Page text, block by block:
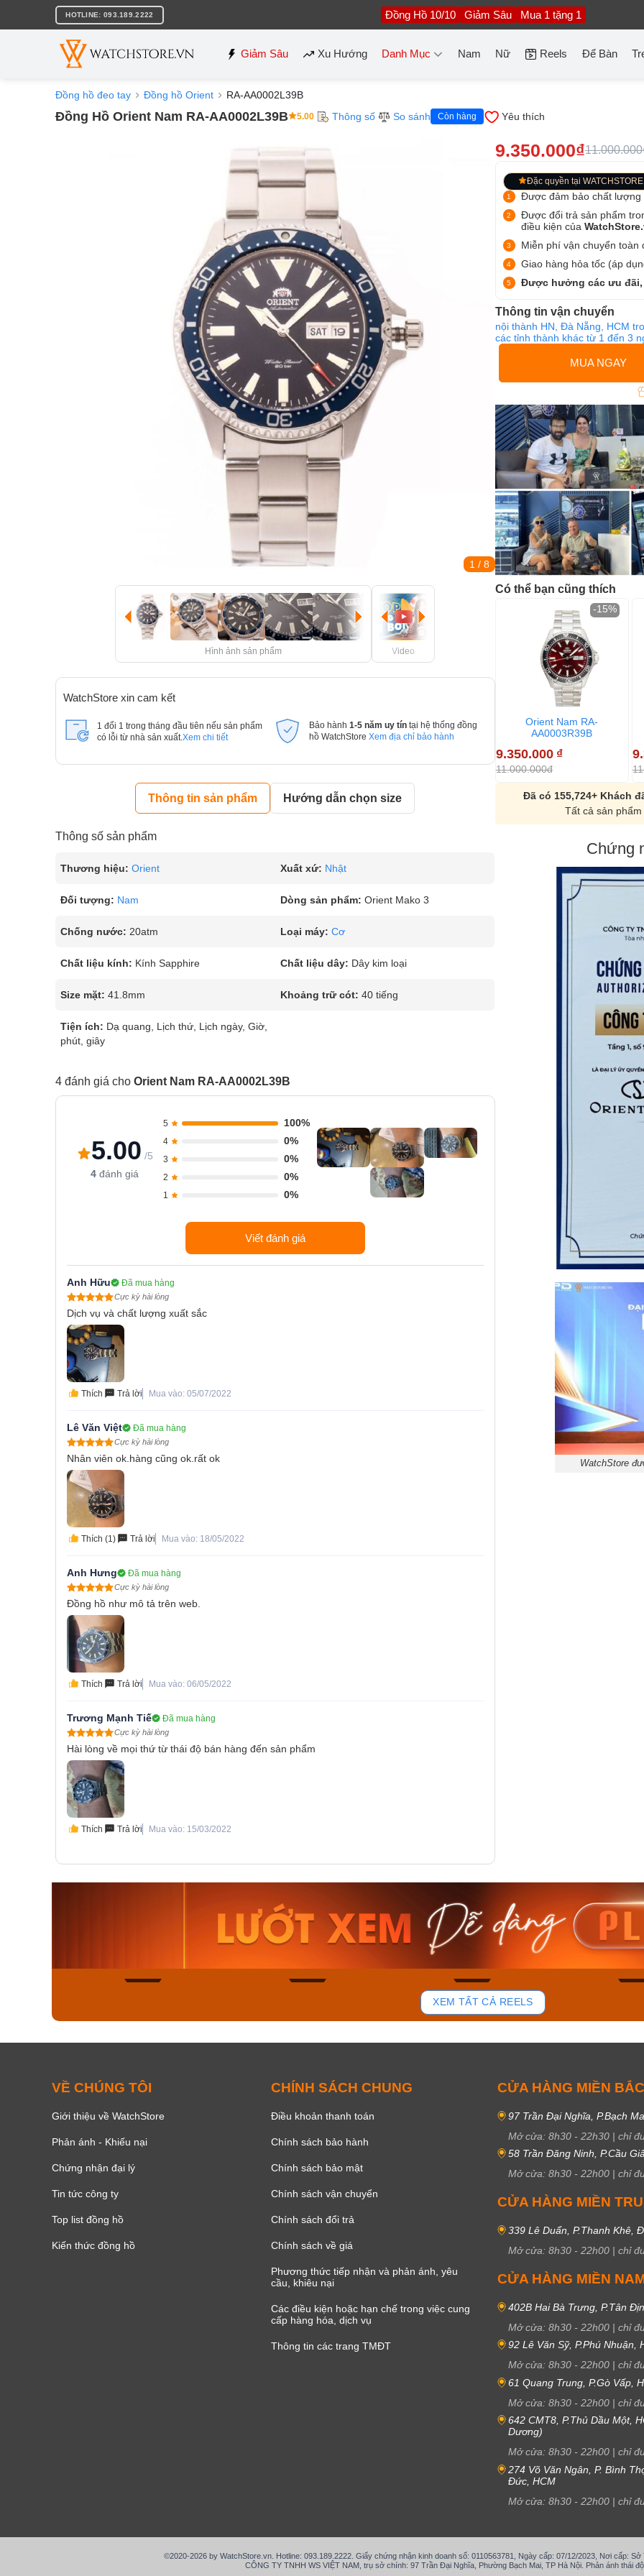
nội
HOTLINE: 093.189.2222 Đồng Hồ 10/10 Giảm Sâu Mua 1 tặng 1
Giảm Sâu Xu Hướng Danh Mục Nam Nữ Reels Để Bàn
Đồng hồ đeo tay Đồng hồ Orient RA-AA0002L39B
Đồng Hồ Orient Nam RA-AA0002L39B 5.00 Thông số So sánh Còn hàng Yêu thích
1 / 8
Hình ảnh sản phẩm Video
WatchStore xin cam kết
1 đổi 1 trong tháng đầu tiên nếu sản phẩm
có lỗi từ nhà sản xuất. Xem chi tiết
Bảo hành 1-5 năm uy tín tại hệ thống đồng
hồ WatchStore Xem địa chỉ bảo hành
Thông tin sản phẩm Hướng dẫn chọn size
Thông số sản phẩm
Thương hiệu: Orient Xuất xứ: Nhật
Đối tượng: Nam Dòng sản phẩm: Orient Mako 3
Chống nước: 20atm Loại máy: Cơ
Chất liệu kính: Kính Sapphire Chất liệu dây: Dây kim loại
Size mặt: 41.8mm Khoảng trữ cót: 40 tiếng
Tiện ích: Dạ quang, Lịch thứ, Lịch ngày, Giờ,
phút, giây
4 đánh giá cho Orient Nam RA-AA0002L39B
5.00 /5
4 đánh giá
5 100%
4 0%
3 0%
2 0%
1 0%
Viết đánh giá
Anh Hữu Đã mua hàng
Cực kỳ hài lòng
Dịch vụ và chất lượng xuất sắc
Thích Trả lời Mua vào: 05/07/2022
Lê Văn Việt Đã mua hàng
Cực kỳ hài lòng
Nhân viên ok.hàng cũng ok.rất ok
Thích (1) Trả lời Mua vào: 18/05/2022
Anh Hưng Đã mua hàng
Cực kỳ hài lòng
Đồng hồ như mô tả trên web.
Thích Trả lời Mua vào: 06/05/2022
Trương Mạnh Tiế Đã mua hàng
Cực kỳ hài lòng
Hài lòng về mọi thứ từ thái độ bán hàng đến sản phẩm
Thích Trả lời Mua vào: 15/03/2022
9.350.000₫
Đặc quyền tại WATCHSTORE
Được đảm bảo chất lượng
Được đổi trả sản phẩm
điều kiện của
Miễn phí vận chuyển toàn
Giao hàng hỏa tốc (áp
Được hưởng các ưu đãi,
Thông tin vận chuyển
nội thành HN, Đà Nẵng, HCM
các tỉnh thành khác từ 1 đến 3
MUA NGAY
Có thể bạn cũng thích
Orient Nam RA-
AA0003R39B
9.350.000 ₫
11.000.000đ
-15%
Đã có 155,724+ Khách
Tất cả sản
Chứng
WatchStore
Casio Nam MTS-
115D-1AVDF
2.823.000₫
2.399.550₫
Mua ngay
42
Casio Nam MTS-
RS100L-1AVDF
4.276.000₫
3.634.600₫
Casio
230EL-
Mua
XEM TẤT CẢ REELS
VỀ CHÚNG TÔI
Giới thiệu về WatchStore
Phản ánh - Khiếu nại
Chứng nhận đại lý
Tin tức công ty
Top list đồng hồ
Kiến thức đồng hồ
CHÍNH SÁCH CHUNG
Điều khoản thanh toán
Chính sách bảo hành
Chính sách bảo mật
Chính sách vận chuyển
Chính sách đổi trả
Chính sách về giá
Phương thức tiếp nhận và phản ánh, yêu
cầu, khiêu nại
Các điều kiện hoặc hạn chế trong việc cung
cấp hàng hóa, dịch vụ
Thông tin các trang TMĐT
CỬA HÀNG MIỀN BẮC
97 Trần Đại Nghĩa, P.Bạch
Mở cửa: 8h30 - 22h30 | chỉ
58 Trần Đăng Ninh, P.Cầu
Mở cửa: 8h30 - 22h00 | chỉ
CỬA HÀNG MIỀN
339 Lê Duẩn, P.Thanh Khê,
Mở cửa: 8h30 - 22h00 | chỉ
CỬA HÀNG MIỀN
402B Hai Bà Trưng, P.Tân
Mở cửa: 8h30 - 22h00 | chỉ
92 Lê Văn Sỹ, P.Phú Nhuận,
Mở cửa: 8h30 - 22h00 | chỉ
61 Quang Trung, P.Gò Vấp,
Mở cửa: 8h30 - 22h00 | chỉ
642 CMT8, P.Thủ Dầu Một,
Dương)
Mở cửa: 8h30 - 22h00 | chỉ
274 Võ Văn Ngân, P. Bình
Đức, HCM
Mở cửa: 8h30 - 22h00 | chỉ
©2020-2026 by WatchStore.vn. Hotline: 093.189.2222. Giấy chứng nhận kinh doanh số: 0110563781, Ngày cấp: 07/12/2023, Nơi cấp:
CÔNG TY TNHH WS VIỆT NAM, trụ sở chính: 97 Trần Đại Nghĩa, Phường Bạch Mai, TP Hà Nội. Phản ánh thái